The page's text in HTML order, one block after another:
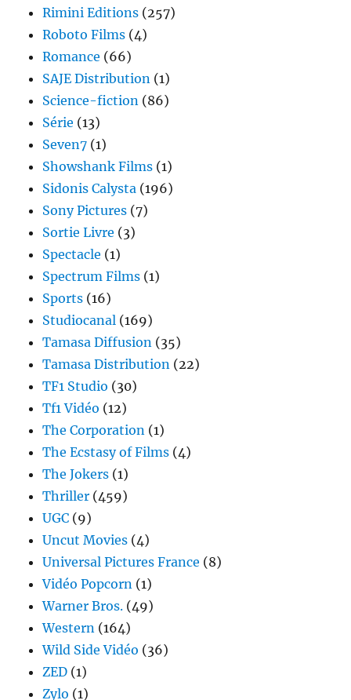
Rimini Editions (257)
Roboto Films (4)
Romance (66)
SAJE Distribution (1)
Science-fiction (86)
Série (13)
Seven7 (1)
Showshank Films (1)
Sidonis Calysta (196)
Sony Pictures (7)
Sortie Livre (3)
Spectacle (1)
Spectrum Films (1)
Sports (16)
Studiocanal (169)
Tamasa Diffusion (35)
Tamasa Distribution (22)
TF1 Studio (30)
Tf1 Vidéo (12)
The Corporation (1)
The Ecstasy of Films (4)
The Jokers (1)
Thriller (459)
UGC (9)
Uncut Movies (4)
Universal Pictures France (8)
Vidéo Popcorn (1)
Warner Bros. (49)
Western (164)
Wild Side Vidéo (36)
ZED (1)
Zylo (1)